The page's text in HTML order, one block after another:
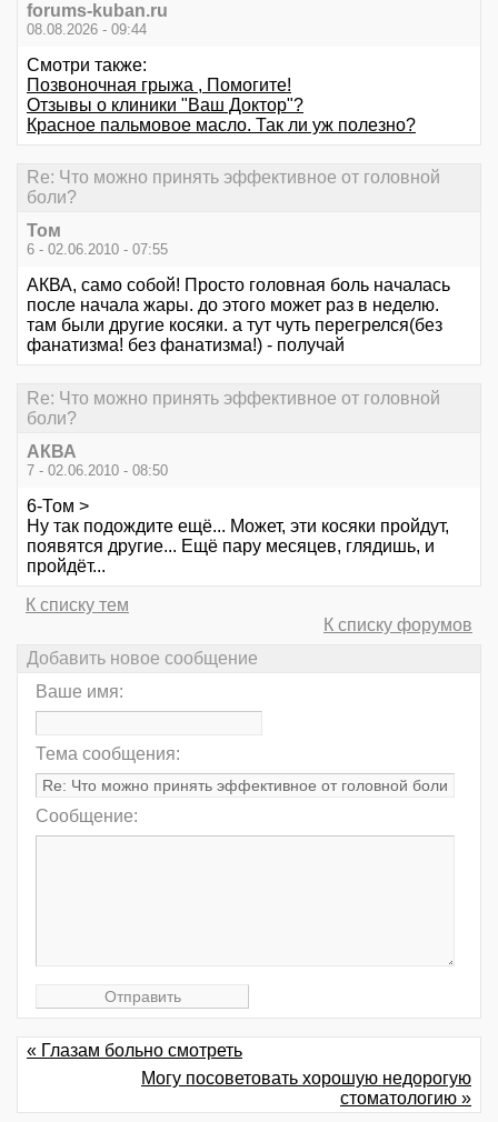
forums-kuban.ru
08.08.2026 - 09:44
Смотри также:
Позвоночная грыжа , Помогите!
Отзывы о клиники "Ваш Доктор"?
Красное пальмовое масло. Так ли уж полезно?
Re: Что можно принять эффективное от головной
боли?
Том
6 - 02.06.2010 - 07:55
АКВА, само собой! Просто головная боль началась
после начала жары. до этого может раз в неделю.
там были другие косяки. а тут чуть перегрелся(без
фанатизма! без фанатизма!) - получай
Re: Что можно принять эффективное от головной
боли?
АКВА
7 - 02.06.2010 - 08:50
6-Том >
Ну так подождите ещё... Может, эти косяки пройдут,
появятся другие... Ещё пару месяцев, глядишь, и
пройдёт...
К списку тем
К списку форумов
Добавить новое сообщение
Ваше имя:
Тема сообщения:
Сообщение:
« Глазам больно смотреть
Могу посоветовать хорошую недорогую
стоматологию »